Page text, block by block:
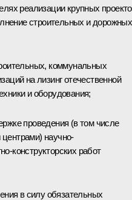
реализации крупных
строительных и дорожных
коммунальных
на лизинг отечественной
и оборудования;
проведения (в том числе
научно-
конструкторских работ
в силу обязательных